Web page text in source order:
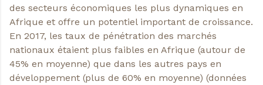
des secteurs économiques les plus dynamiques en
Afrique et offre un potentiel important de croissance.
En 2017, les taux de pénétration des marchés
nationaux étaient plus faibles en Afrique (autour de
45% en moyenne) que dans les autres pays en
développement (plus de 60% en moyenne) (données